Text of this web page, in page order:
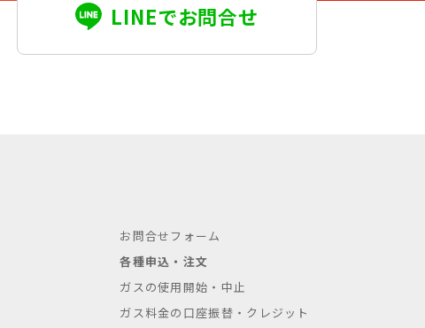
LINEでお問合せ
お問合せフォーム
各種申込・注文
ガスの使用開始・中止
ガス料金の口座振替・クレジット